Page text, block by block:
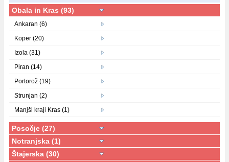
Obala in Kras (93)
Ankaran (6)
Koper (20)
Izola (31)
Piran (14)
Portorož (19)
Strunjan (2)
Manjši kraji Kras (1)
Posočje (27)
Notranjska (1)
Štajerska (30)